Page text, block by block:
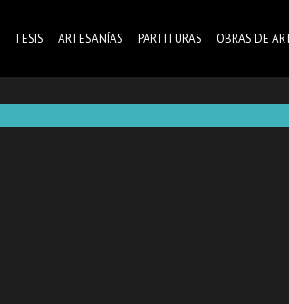
TESIS ARTESANÍAS PARTITURAS OBRAS DE